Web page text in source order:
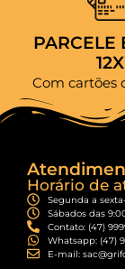
PARCELE
12X
Com cartões
Horário de
Segunda a
Sábados das
Contato: (47)
Whatsapp: (47)
E-mail: